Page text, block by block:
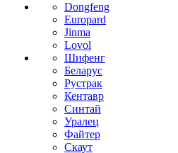
Dongfeng
Europard
Jinma
Lovol
Шифенг
Беларус
Рустрак
Кентавр
Синтай
Уралец
Файтер
Скаут